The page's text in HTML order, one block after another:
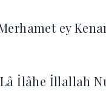
ey
Lâ İlâhe İllallah